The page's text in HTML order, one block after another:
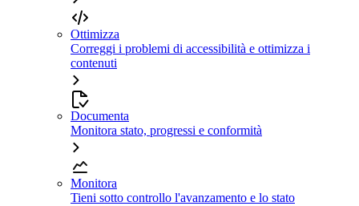
Ottimizza
Correggi i problemi di accessibilità e ottimizza i
contenuti
Documenta
Monitora stato, progressi e conformità
Monitora
Tieni sotto controllo l'avanzamento e lo stato